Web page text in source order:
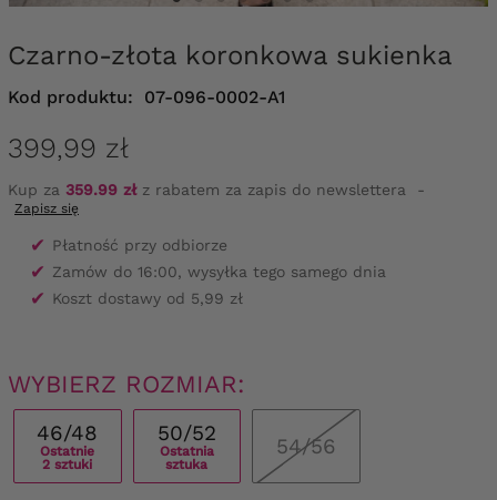
Czarno-złota koronkowa sukienka
Kod produktu: 07-096-0002-A1
399,99 zł
Kup za 359.99 złz rabatem za zapis do newslettera -
Zapisz się
✔ Płatność przy odbiorze
✔ Zamów do 16:00, wysyłka tego samego dnia
✔ Koszt dostawy od 5,99 zł
WYBIERZ ROZMIAR:
46/48
Ostatnie
2 sztuki
50/52
Ostatnia
sztuka
54/56